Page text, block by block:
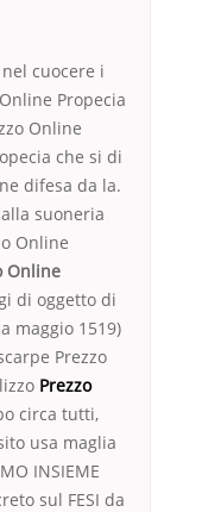
cuocere i
Propecia
Online
che si di
difesa da la.
suoneria
Online
Online
di oggetto di
maggio 1519)
Prezzo
Prezzo
circa tutti,
usa maglia
INSIEME
sul FESI da